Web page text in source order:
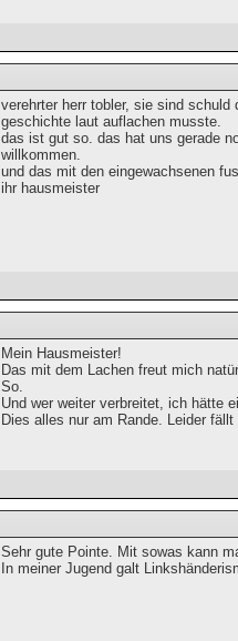
verehrter herr tobler, sie sind
geschichte laut auflachen musste.
das ist gut so. das hat uns gerade
willkommen.
und das mit den eingewachsenen
ihr hausmeister
Mein Hausmeister!
Das mit dem Lachen freut mich
So.
Und wer weiter verbreitet, ich hätte
Dies alles nur am Rande. Leider
Sehr gute Pointe. Mit sowas kann
In meiner Jugend galt